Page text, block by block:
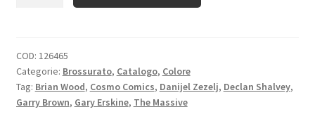
COD: 126465
Categorie: Brossurato, Catalogo, Colore
Tag: Brian Wood, Cosmo Comics, Danijel Zezelj, Declan Shalvey,
Garry Brown, Gary Erskine, The Massive